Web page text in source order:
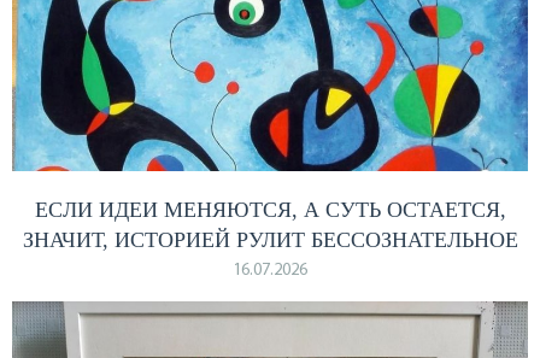
ЕСЛИ ИДЕИ МЕНЯЮТСЯ, А СУТЬ ОСТАЕТСЯ,
ЗНАЧИТ, ИСТОРИЕЙ РУЛИТ БЕССОЗНАТЕЛЬНОЕ
16.07.2026